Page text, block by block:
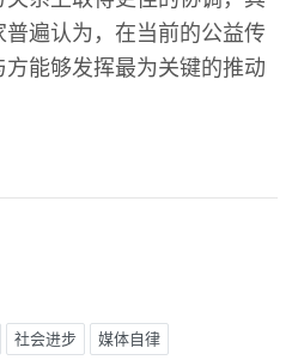
遍认为，在当前的公益传
能够发挥最为关键的推动
社会进步 媒体自律